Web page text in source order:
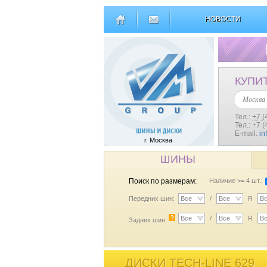
НОВОСТИ
г. Москва
Москва
Тел.: +7
Тел.: +7
E-mail:
ШИНЫ
Поиск по размерам: Наличие >= 4 шт.:
Передних шин: Все / Все R
Задних шин: ? Все / Все R
ДИСКИ TECH-LINE 629